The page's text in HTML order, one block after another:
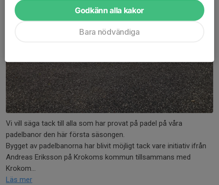
Vi vill säga tack till alla som har provat på padel på våra
padelbanor den här första säsongen.
Bygget av padelbanorna har blivit möjligt tack vare initiativ ifrån
Andreas Eriksson på Krokoms kommun tillsammans med
Krokom...
Läs mer
Godkänn alla kakor
Bara nödvändiga